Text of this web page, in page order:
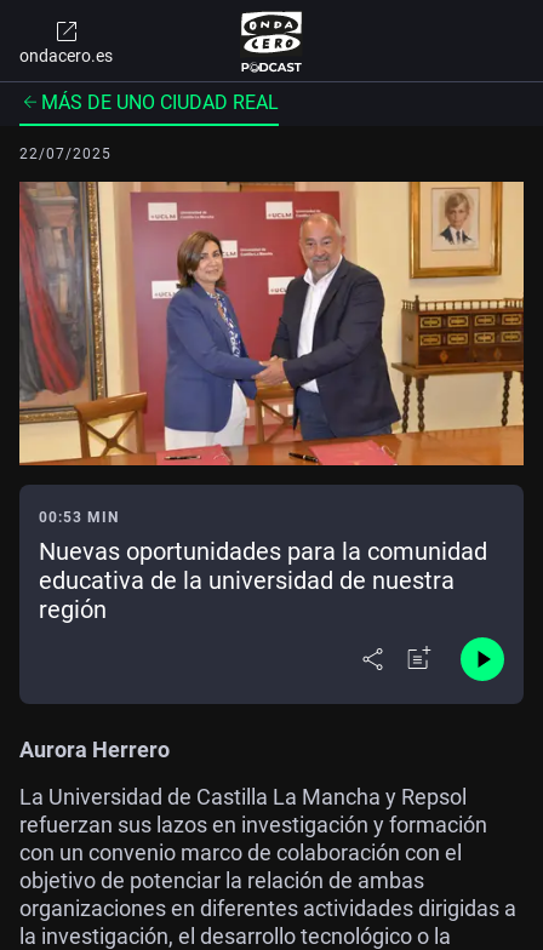
ondacero.es
MÁS DE UNO CIUDAD REAL
22/07/2025
00:53 MIN
Nuevas oportunidades para la comunidad
educativa de la universidad de nuestra
región
Aurora Herrero
La Universidad de Castilla La Mancha y Repsol
refuerzan sus lazos en investigación y formación
con un convenio marco de colaboración con el
objetivo de potenciar la relación de ambas
organizaciones en diferentes actividades dirigidas a
la investigación, el desarrollo tecnológico o la